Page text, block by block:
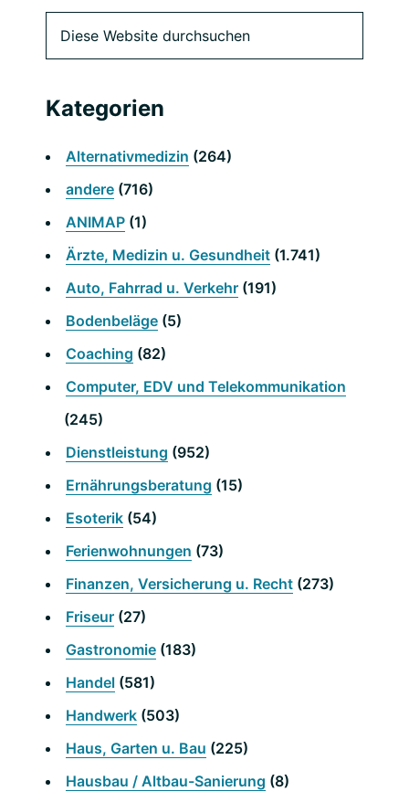
Primäre
Seitenleiste
Website
Kategorien
Alternativmedizin (264)
andere (716)
ANIMAP (1)
Ärzte, Medizin u. Gesundheit (1.741)
Auto, Fahrrad u. Verkehr (191)
Bodenbeläge (5)
Coaching (82)
Computer, EDV und Telekommunikation
(245)
Dienstleistung (952)
Ernährungsberatung (15)
Esoterik (54)
Ferienwohnungen (73)
Finanzen, Versicherung u. Recht (273)
Friseur (27)
Gastronomie (183)
Handel (581)
Handwerk (503)
Haus, Garten u. Bau (225)
Hausbau / Altbau-Sanierung (8)